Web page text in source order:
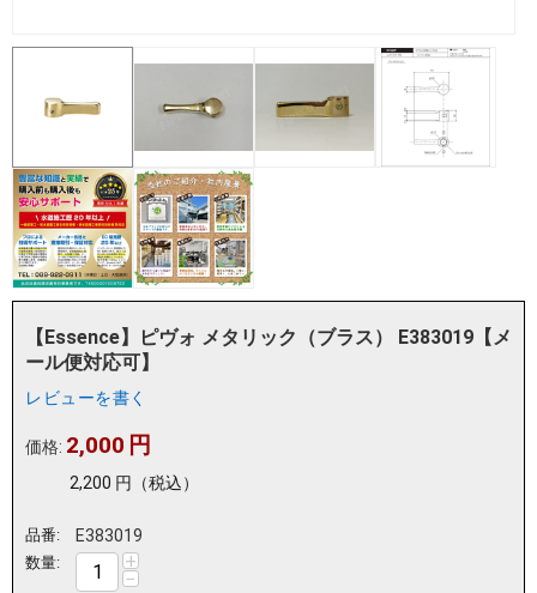
【Essence】ピヴォ メタリック（ブラス） E383019【メ
ール便対応可】
レビューを書く
価格: 2,000 円
2,200 円 （税込）
品番: E383019
数量: +
−